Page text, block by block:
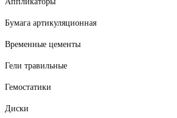
Бумага артикуляционная
Временные цементы
Гели травильные
Гемостатики
Диски